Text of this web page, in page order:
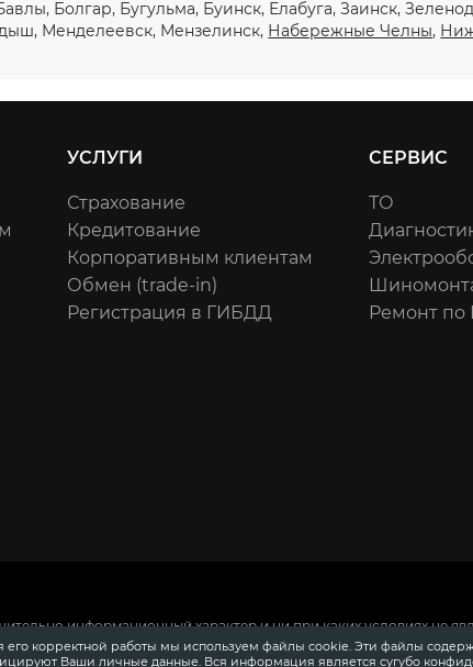
Болгар, Бугульма, Буинск, Елабуга, Заинск,
Менделеевск, Мензелинск, Набережные Челны,
УСЛУГИ
Страхование
Кредитование
Корпоративным клиентам
Обмен (trade-in)
Регистрация в ГИБДД
СЕРВИС
ТО
Ремонт
информационный характер и ни при каких условиях не
Федерации.Для получения подробной информации о
о приобретении автомобилей в кредит, страховании,
корректной работы мы используем файлы cookie. Эти файлы
Ваши личные данные. Вся информация является сугубо